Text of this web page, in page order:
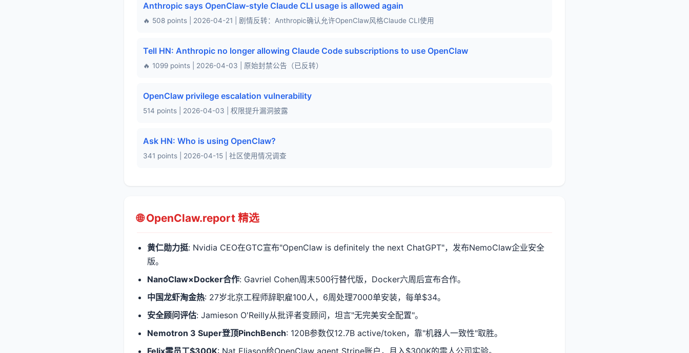
Anthropic says OpenClaw-style Claude CLI usage is allowed again
🔥 508 points | 2026-04-21 | 剧情反转：Anthropic确认允许OpenClaw风格Claude CLI使用
Tell HN: Anthropic no longer allowing Claude Code subscriptions to use OpenClaw
🔥 1099 points | 2026-04-03 | 原始封禁公告（已反转）
OpenClaw privilege escalation vulnerability
514 points | 2026-04-03 | 权限提升漏洞披露
Ask HN: Who is using OpenClaw?
341 points | 2026-04-15 | 社区使用情况调查
🌐 OpenClaw.report 精选
黄仁勋力挺: Nvidia CEO在GTC宣布"OpenClaw is definitely the next ChatGPT"，发布NemoClaw企业安全
版。
NanoClaw×Docker合作: Gavriel Cohen周末500行替代版，Docker六周后宣布合作。
中国龙虾淘金热: 27岁北京工程师辞职雇100人，6周处理7000单安装，每单$34。
安全顾问评估: Jamieson O'Reilly从批评者变顾问，坦言"无完美安全配置"。
Nemotron 3 Super登顶PinchBench: 120B参数仅12.7B active/token，靠"机器人一致性"取胜。
Felix零员工$300K: Nat Eliason给OpenClaw agent Stripe账户，月入$300K的零人公司实验。